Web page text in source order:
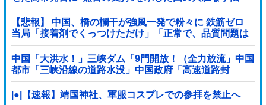
【悲報】 中国、橋の欄干が強風一発で粉々に 鉄筋ゼロ
当局「接着剤でくっつけただけ」「正常で、品質問題は
ない」
中国「大洪水！」三峡ダム「9門開放！（全力放流」中国
都市「三峡沿線の道路水没」中国政府「高速道路封
鎖！」中国ダム「緊急放流に合わせて開門（土砂崩れ発
生」→
|●|【速報】靖国神社、軍服コスプレでの参拝を禁止へ